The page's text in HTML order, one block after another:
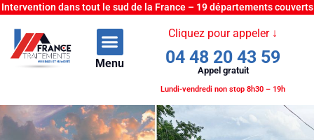
Intervention dans tout le sud de la France – 19 départements couverts
Menu
Cliquez pour appeler ↓
04 48 20 43 59
Appel gratuit
Lundi-vendredi non stop 8h30 – 19h